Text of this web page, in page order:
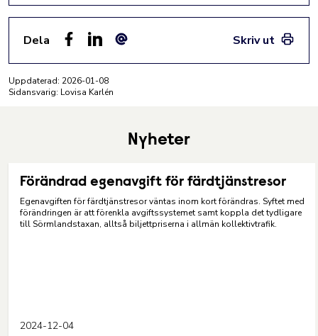
Dela
Skriv ut
Uppdaterad: 2026-01-08
Sidansvarig: Lovisa Karlén
Nyheter
Förändrad egenavgift för färdtjänstresor
Egenavgiften för färdtjänstresor väntas inom kort förändras. Syftet med
förändringen är att förenkla avgiftssystemet samt koppla det tydligare
till Sörmlandstaxan, alltså biljettpriserna i allmän kollektivtrafik.
2024-12-04